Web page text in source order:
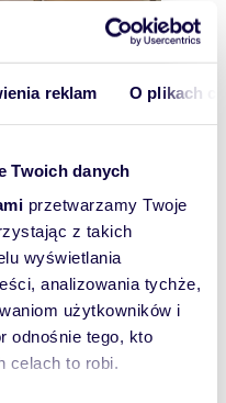
reklam O plikach
Twoich danych
przetwarzamy Twoje
z takich
wyświetlania
analizowania tychże,
użytkowników i
odnośnie tego, kto
celach to robi.
695 129 205. Na
o powierzchni
piętrze (w budy...